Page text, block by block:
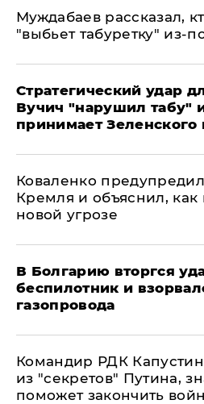
Муждабаев рассказал,
"выбьет табуретку" из-
Стратегический удар
Вучич "нарушил табу"
принимает Зеленского
Коваленко
Кремля и объяснил, как
новой угрозе
В Болгарию вторгся
беспилотник и
газопровода
Командир РДК
из "секретов" Путина,
поможет закончить